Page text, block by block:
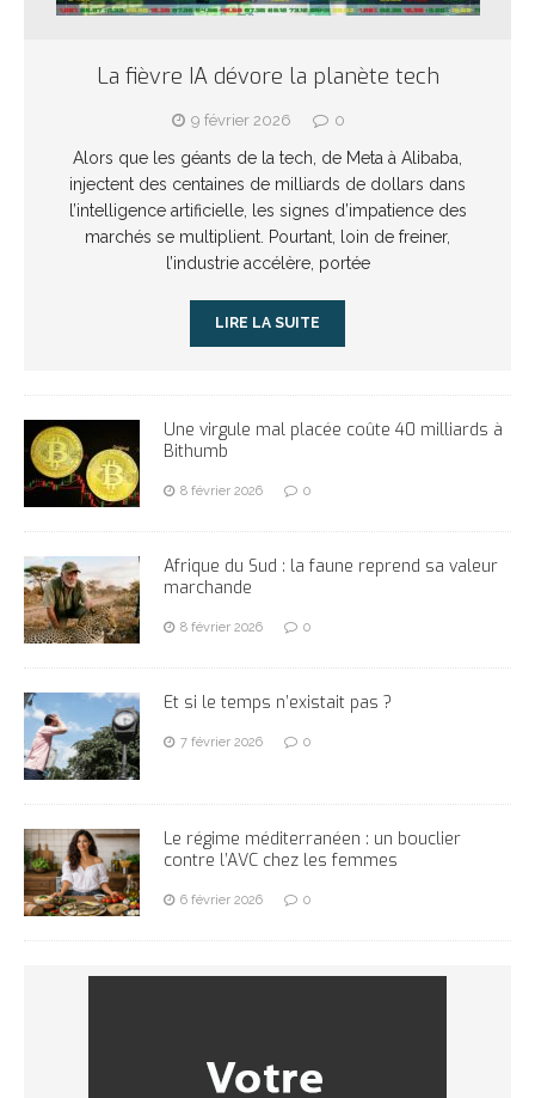
La fièvre IA dévore la planète tech
9 février 2026 0
Alors que les géants de la tech, de Meta à Alibaba,
injectent des centaines de milliards de dollars dans
l’intelligence artificielle, les signes d’impatience des
marchés se multiplient. Pourtant, loin de freiner,
l’industrie accélère, portée
LIRE LA SUITE
Une virgule mal placée coûte 40 milliards à
Bithumb
8 février 2026 0
Afrique du Sud : la faune reprend sa valeur
marchande
8 février 2026 0
Et si le temps n’existait pas ?
7 février 2026 0
Le régime méditerranéen : un bouclier
contre l’AVC chez les femmes
6 février 2026 0